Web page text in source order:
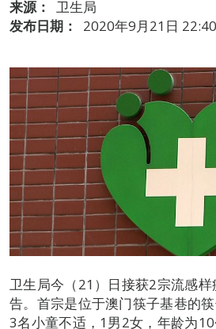
来源：
卫生局
发布日期：
2020年9月21日 22:40
卫生局今（21）日接获2宗流感
告。首宗是位于澳门筷子基巷的
3名小童不适，1男2女，年龄为